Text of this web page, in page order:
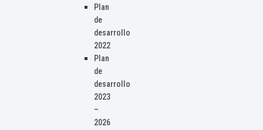
Plan
de
desarrollo
2022
Plan
de
desarrollo
2023
–
2026